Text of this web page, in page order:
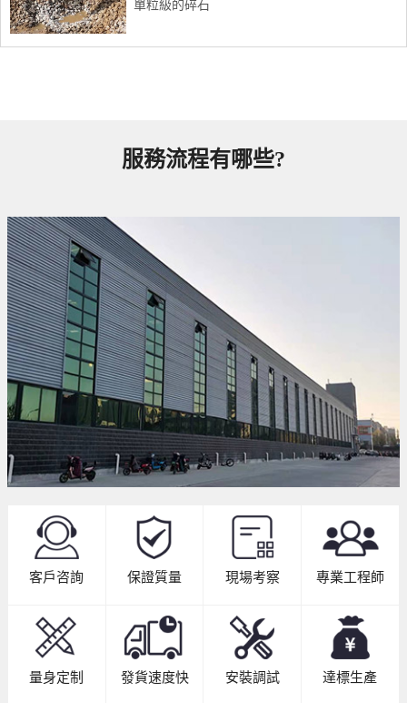
單粒級的碎石
服務流程有哪些?
客戶咨詢 保證質量 現場考察 專業工程師
量身定制 發貨速度快 安裝調試 達標生產